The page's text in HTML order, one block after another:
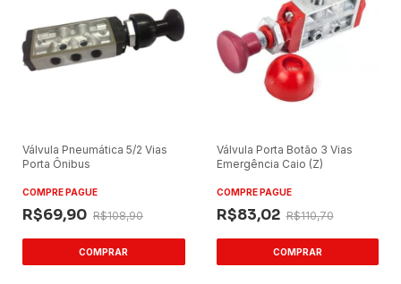
Válvula Pneumática 5/2 Vias
Porta Ônibus
COMPRE PAGUE
R$69,90 R$108,90
Válvula Porta Botão 3 Vias
Emergência Caio (Z)
COMPRE PAGUE
R$83,02 R$110,70